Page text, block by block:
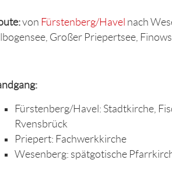
von Fürstenberg/Havel nach
Großer Priepertsee,
Fürstenberg/Havel: Stadtkirche,
Rvensbrück
Priepert: Fachwerkkirche
Wesenberg: spätgotische